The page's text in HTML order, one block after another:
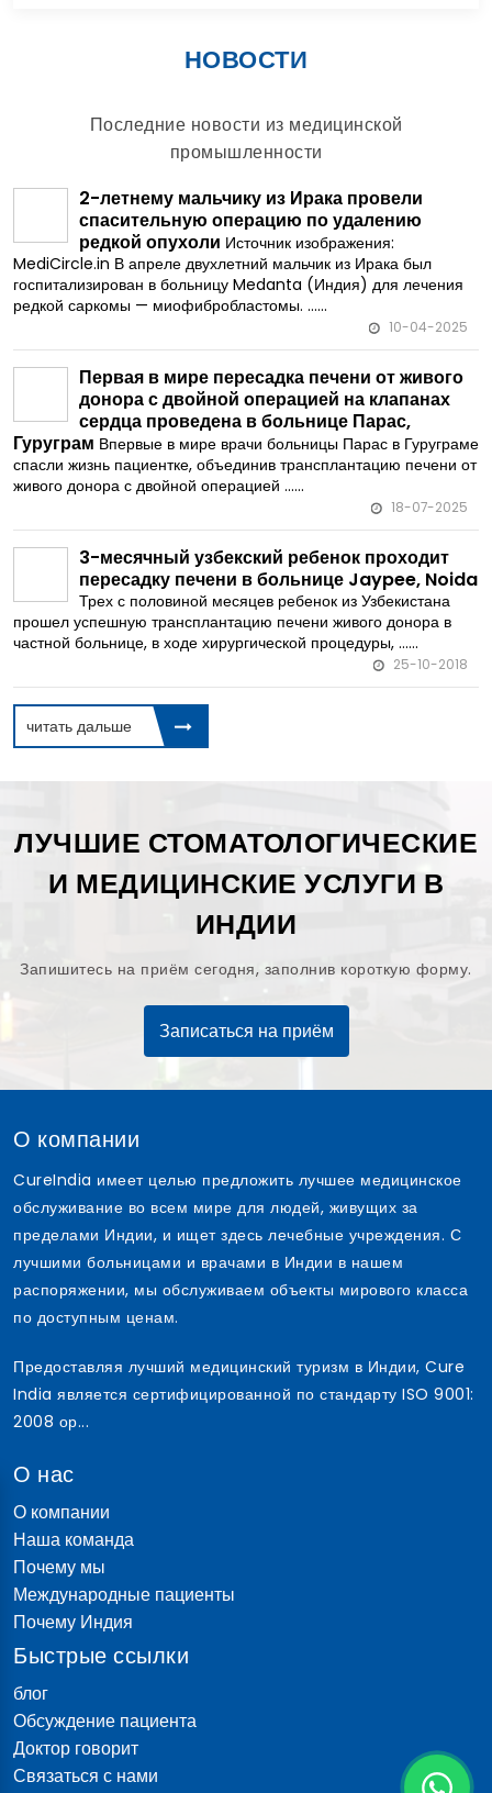
НОВОСТИ
Последние новости из медицинской
промышленности
2-летнему мальчику из Ирака провели
спасительную операцию по удалению
редкой опухоли Источник изображения:
MediCircle.in В апреле двухлетний мальчик из Ирака был
госпитализирован в больницу Medanta (Индия) для лечения
редкой саркомы — миофибробластомы. ......
10-04-2025
Первая в мире пересадка печени от живого
донора с двойной операцией на клапанах
сердца проведена в больнице Парас,
Гуруграм Впервые в мире врачи больницы Парас в Гуруграме
спасли жизнь пациентке, объединив трансплантацию печени от
живого донора с двойной операцией ......
18-07-2025
3-месячный узбекский ребенок проходит
пересадку печени в больнице Jaypee, Noida
Трех с половиной месяцев ребенок из Узбекистана
прошел успешную трансплантацию печени живого донора в
частной больнице, в ходе хирургической процедуры, ......
25-10-2018
читать дальше
ЛУЧШИЕ СТОМАТОЛОГИЧЕСКИЕ
И МЕДИЦИНСКИЕ УСЛУГИ В
ИНДИИ
Запишитесь на приём сегодня, заполнив короткую форму.
Записаться на приём
О компании
CureIndia имеет целью предложить лучшее медицинское
обслуживание во всем мире для людей, живущих за
пределами Индии, и ищет здесь лечебные учреждения. С
лучшими больницами и врачами в Индии в нашем
распоряжении, мы обслуживаем объекты мирового класса
по доступным ценам.
Предоставляя лучший медицинский туризм в Индии, Cure
India является сертифицированной по стандарту ISO 9001:
2008 ор...
О нас
О компании
Наша команда
Почему мы
Международные пациенты
Почему Индия
Быстрые ссылки
блог
Обсуждение пациента
Доктор говорит
Связаться с нами